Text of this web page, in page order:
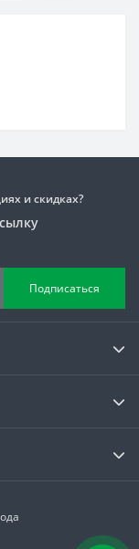
и скидках?
Подписаться